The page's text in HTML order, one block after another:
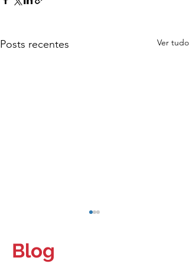
Posts recentes Ver tudo
Blog